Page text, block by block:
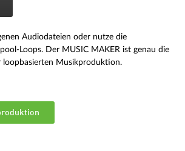
Audiodateien oder nutze die
Loops. Der MUSIC MAKER ist genau die
loopbasierten Musikproduktion.